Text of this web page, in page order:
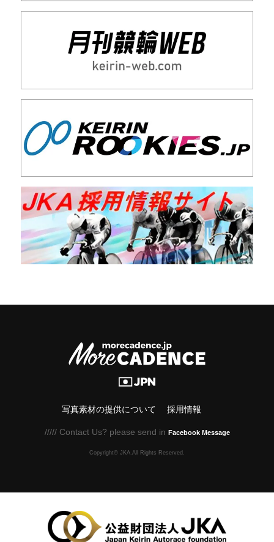
写真素材の提供について 採用情報
///// Contact Us? please send in Facebook Message
Copyright© JKA.All Rights Reserved.